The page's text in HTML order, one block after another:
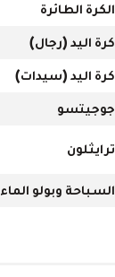
الكرة الطائرة
كرة اليد (رجال)
كرة اليد (سيدات)
جوجيتسو
ترايثلون
السباحة وبولو الماء